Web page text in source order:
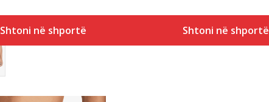
Shtoni në shportë Shtoni në shportë